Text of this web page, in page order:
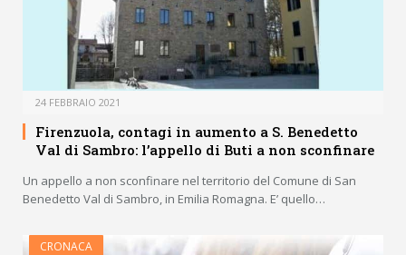
24 FEBBRAIO 2021
Firenzuola, contagi in aumento a S. Benedetto
Val di Sambro: l’appello di Buti a non sconfinare
Un appello a non sconfinare nel territorio del Comune di San
Benedetto Val di Sambro, in Emilia Romagna. E’ quello…
CRONACA